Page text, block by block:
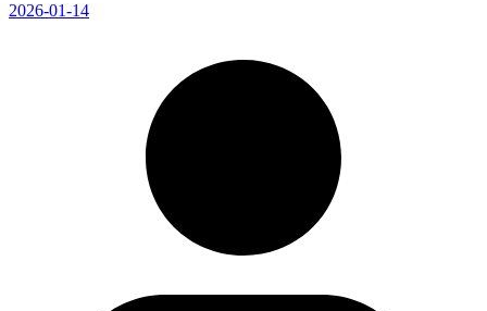
2026-01-14